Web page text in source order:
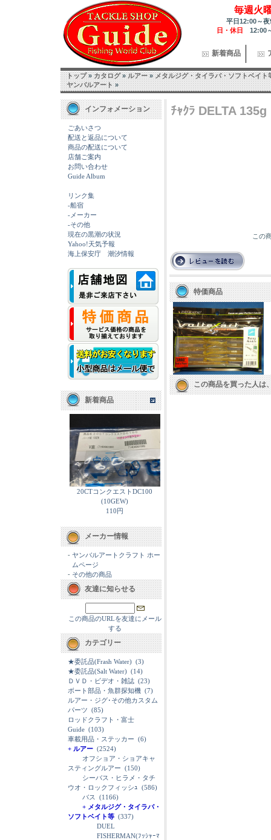
毎週火
平日12:00～
日・休日 12:00
新着商品
トップ»カタログ»ルアー»メタルジグ・タイラバ・ソフトベイト
ヤンバルアート»
インフォメーション
ごあいさつ
配送と返品について
商品の配送について
店舗ご案内
お問い合わせ
Guide Album
リンク集
-船宿
-メーカー
-その他
現在の黒潮の状況
Yahoo!天気予報
海上保安庁 潮汐情報
新着商品
20CTコンクエストDC100
(10GEW)
110円
メーカー情報
- ヤンバルアートクラフト ホー
ムページ
- その他の商品
友達に知らせる
この商品のURLを友達にメール
する
カテゴリー
★委託品(Frash Water) (3)
★委託品(Salt Water) (14)
ＤＶＤ・ビデオ・雑誌 (23)
ボート部品・魚群探知機 (7)
ルアー・ジグ･その他カスタム
パーツ (85)
ロッドクラフト・富士
Guide (103)
車載用品・ステッカー (6)
+ ルアー (2524)
オフショア・ショアキャ
スティングルアー (150)
シーバス・ヒラメ・タチ
ウオ・ロックフィッシｭ (586)
バス
(1166)
+ メタルジグ・タイラバ・
ソフトベイト等 (337)
DUEL
FISHERMAN(ﾌｯｼｬｰﾏ
ﾁｬｸﾗ DELTA 135g
この
特価商品
この商品を買った人は